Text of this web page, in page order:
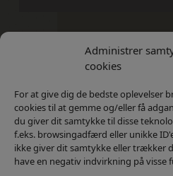
Administrer
cookies
For at give dig de bedste oplevelser
cookies til at gemme og/eller få
du giver dit samtykke til disse
f.eks. browsingadfærd eller unikke
ikke giver dit samtykke eller trækker
have en negativ indvirkning på visse
Kontakt